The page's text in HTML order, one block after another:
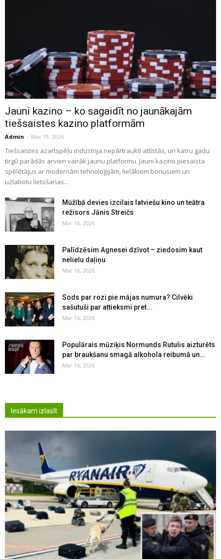
Jauni kazino – ko sagaidīt no jaunākajām
tiešsaistes kazino platformām
Admin - Mar 19, 2026
Tiešsaistes azartspēļu industrija nepārtraukti attīstās, un katru gadu
tirgū parādās arvien vairāk jaunu platformu. Jauni kazino piesaista
spēlētājus ar modernām tehnoloģijām, lielākiem bonusiem un
uzlabotu lietošanas...
Mūžībā devies izcilais latviešu kino un teātra
režisors Jānis Streičs
Mar 16, 2026
Palīdzēsim Agnesei dzīvot – ziedosim kaut
nelielu daļiņu
Mar 16, 2026
Sods par rozi pie mājas numura? Cilvēki
sašutuši par attieksmi pret...
Mar 16, 2026
Populārais mūziķis Normunds Rutulis aizturēts
par braukšanu smagā alkohola reibumā un...
Mar 16, 2026
Iesākam izlasīt